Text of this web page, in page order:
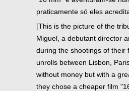
praticamente só eles
[This is the picture of the
Miguel, a debutant director
during the shootings of their
unrolls between Lisbon,
without money but with a
they chose a cheaper film